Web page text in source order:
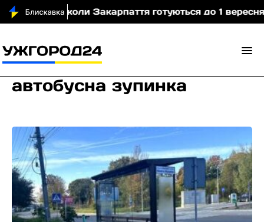
Школи Закарпаття готуються до 1 вересня:
автобусна зупинка